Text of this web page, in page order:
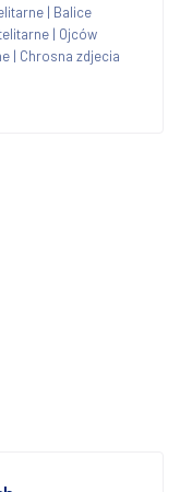
| Balice
| Ojców
| Chrosna zdjecia